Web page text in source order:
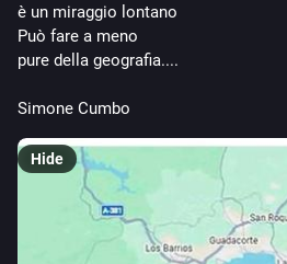
è un miraggio lontano
Può fare a meno
pure della geografia....
Simone Cumbo
Hide